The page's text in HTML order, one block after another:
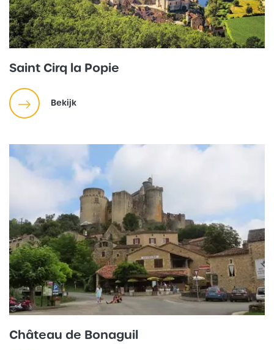
Saint Cirq la Popie
Bekijk
Château de Bonaguil